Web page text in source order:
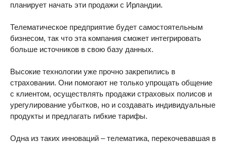
планирует начать эти продажи с Ирландии.
Телематическое предприятие будет самостоятельным
бизнесом, так что эта компания сможет интегрировать
больше источников в свою базу данных.
Высокие технологии уже прочно закрепились в
страховании. Они помогают не только упрощать общение
с клиентом, осуществлять продажи страховых полисов и
урегулирование убытков, но и создавать индивидуальные
продукты и предлагать гибкие тарифы.
Одна из таких инноваций – телематика, перекочевавшая в